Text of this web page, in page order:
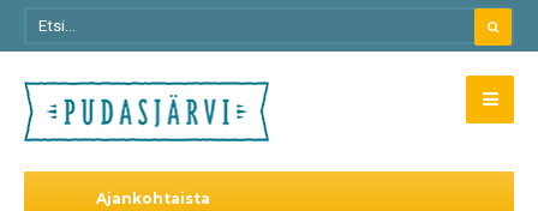
Ajankohtaista